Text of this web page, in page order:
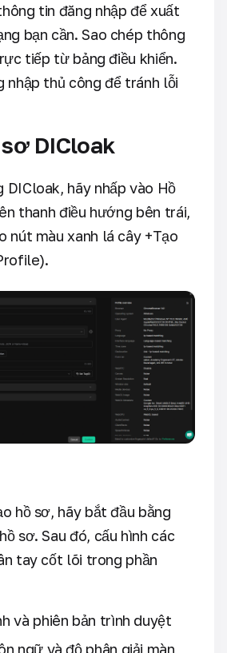
tin đăng nhập để xuất
bạn cần. Sao chép thông
tiếp từ bảng điều khiển.
nhập thủ công để tránh lỗi
DICloak
DICloak, hãy nhấp vào Hồ
thanh điều hướng bên trái,
nút màu xanh lá cây +Tạo
hồ sơ, hãy bắt đầu bằng
sơ. Sau đó, cấu hình các
tay cốt lõi trong phần
và phiên bản trình duyệt
ngữ và độ phân giải màn